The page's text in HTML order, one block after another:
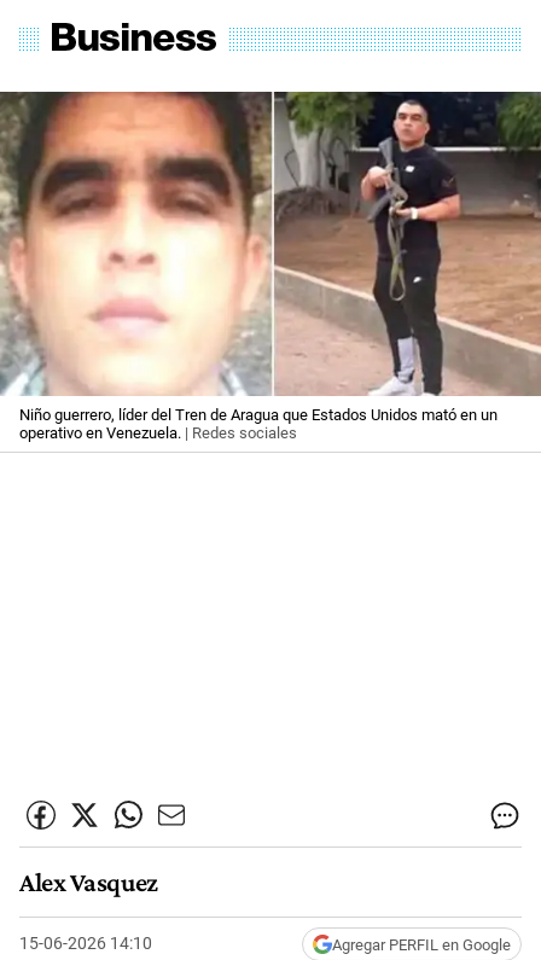
Niño guerrero, líder del Tren de Aragua que Estados Unidos mató en un
operativo en Venezuela. | Redes sociales
Alex Vasquez
15-06-2026 14:10 Agregar PERFIL en Google